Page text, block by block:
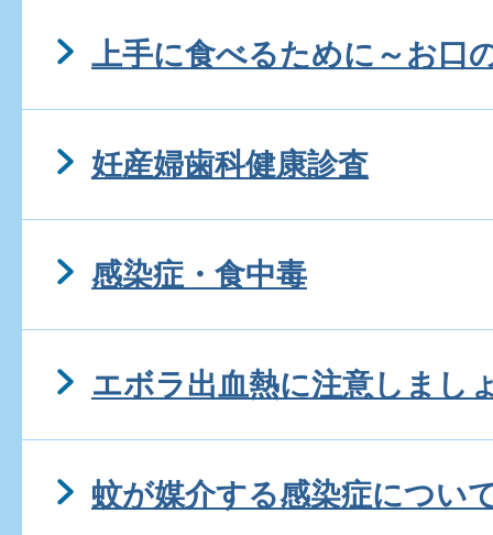
上手に食べるために～お口
妊産婦歯科健康診査
感染症・食中毒
エボラ出血熱に注意しまし
蚊が媒介する感染症につい